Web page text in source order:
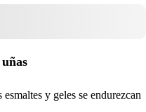
y geles se endurezcan